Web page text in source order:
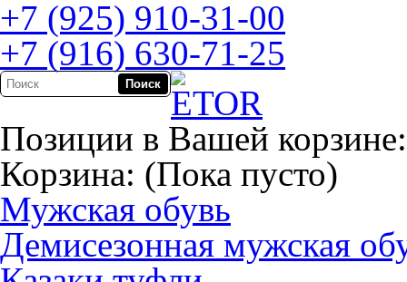
+7 (925) 910-31-00
+7 (916) 630-71-25
Позиции в Вашей корзине:
Корзина: (Пока пусто)
Мужская обувь
Демисезонная мужская